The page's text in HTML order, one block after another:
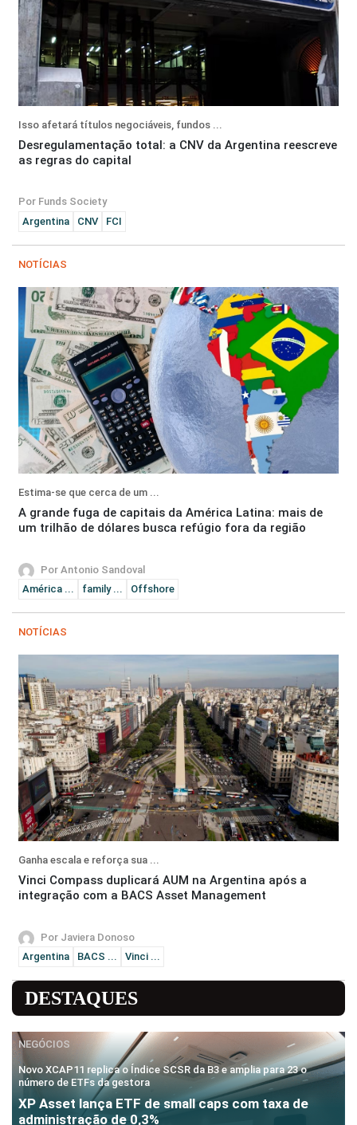
Isso afetará títulos negociáveis, fundos ...
Desregulamentação total: a CNV da Argentina reescreve
as regras do capital
Por Funds Society
Argentina
CNV FCI
NOTÍCIAS
Estima-se que cerca de um ...
A grande fuga de capitais da América Latina: mais de
um trilhão de dólares busca refúgio fora da região
Por Antonio Sandoval
América ...
family ... Offshore
NOTÍCIAS
Ganha escala e reforça sua ...
Vinci Compass duplicará AUM na Argentina após a
integração com a BACS Asset Management
Por Javiera Donoso
Argentina
BACS ... Vinci ...
DESTAQUES
NEGÓCIOS
Novo XCAP11 replica o Índice SCSR da B3 e amplia para 23 o
número de ETFs da gestora
XP Asset lança ETF de small caps com taxa de
administração de 0,3%